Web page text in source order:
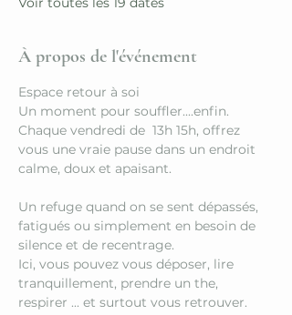
À propos de l'événement
Espace retour à soi
Un moment pour souffler....enfin.
Chaque vendredi de  13h 15h, offrez
vous une vraie pause dans un endroit
calme, doux et apaisant.
Un refuge quand on se sent dépassés,
fatigués ou simplement en besoin de
silence et de recentrage.
Ici, vous pouvez vous déposer, lire
tranquillement, prendre un the,
respirer ... et surtout vous retrouver.